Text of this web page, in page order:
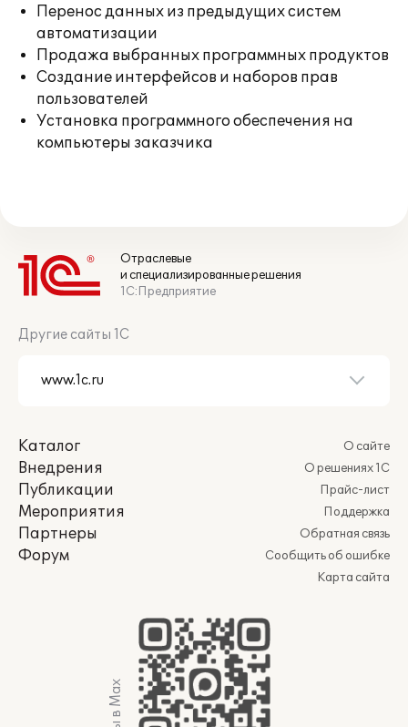
Перенос данных из предыдущих систем
автоматизации
Продажа выбранных программных продуктов
Создание интерфейсов и наборов прав
пользователей
Установка программного обеспечения на
компьютеры заказчика
Отраслевые
и специализированные решения
1С:Предприятие
Другие сайты 1С
Каталог
Внедрения
Публикации
Мероприятия
Партнеры
Форум
О сайте
О решениях 1С
Прайс-лист
Поддержка
Обратная связь
Сообщить об ошибке
Карта сайта
Мы в Max